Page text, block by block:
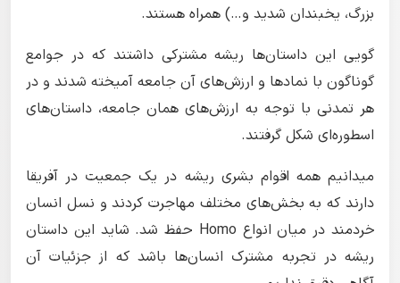
بزرگ، یخبندان شدید و…) همراه هستند.
گویی این داستان‌ها ریشه مشترکی داشتند که در جوامع
گوناگون با نمادها و ارزش‌های آن جامعه آمیخته شدند و در
هر تمدنی با توجه به ارزش‌های همان جامعه، داستان‌های
اسطوره‌ای شکل گرفتند.
میدانیم همه اقوام بشری ریشه در یک جمعیت در آفریقا
دارند که به بخش‌های مختلف مهاجرت کردند و نسل انسان
خردمند در میان انواع Homo حفظ شد. شاید این داستان
ریشه در تجربه مشترک انسان‌ها باشد که از جزئیات آن